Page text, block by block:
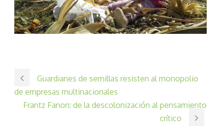
Guardianes de semillas resisten al monopolio
de empresas multinacionales
Frantz Fanon: de la descolonización al pensamiento
crítico